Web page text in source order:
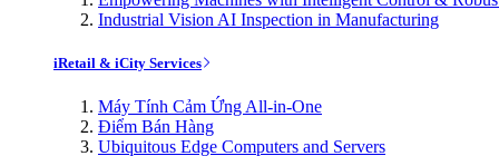
Industrial Vision AI Inspection in Manufacturing
iRetail & iCity Services
Máy Tính Cảm Ứng All-in-One
Điểm Bán Hàng
Ubiquitous Edge Computers and Servers